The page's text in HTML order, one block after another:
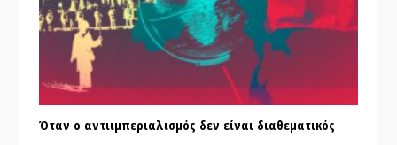
Όταν ο αντιιμπεριαλισμός δεν είναι διαθεματικός